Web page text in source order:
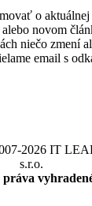
o
novom
niečo zmení
email s
2026 IT
s.r.o.
práva